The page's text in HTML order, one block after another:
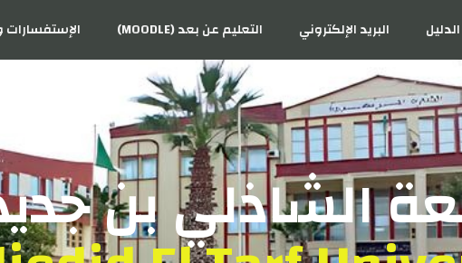
الدليل البريد الإلكتروني التعليم عن بعد (MOODLE) الإستفسارات
الشاذلي بن